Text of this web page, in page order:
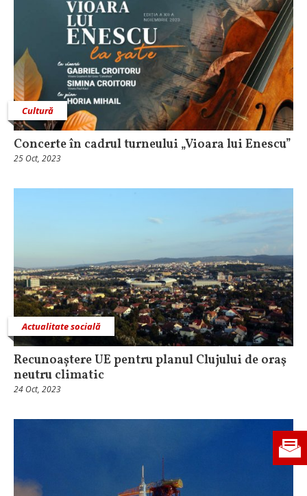
Cultură
Concerte în cadrul turneului „Vioara lui Enescu”
25 Oct, 2023
Actualitate socială
Recunoaștere UE pentru planul Clujului de oraş
neutru climatic
24 Oct, 2023